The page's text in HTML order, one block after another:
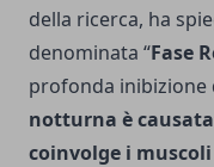
della ricerca, ha
denominata “Fase
profonda inibizione
notturna è
coinvolge i